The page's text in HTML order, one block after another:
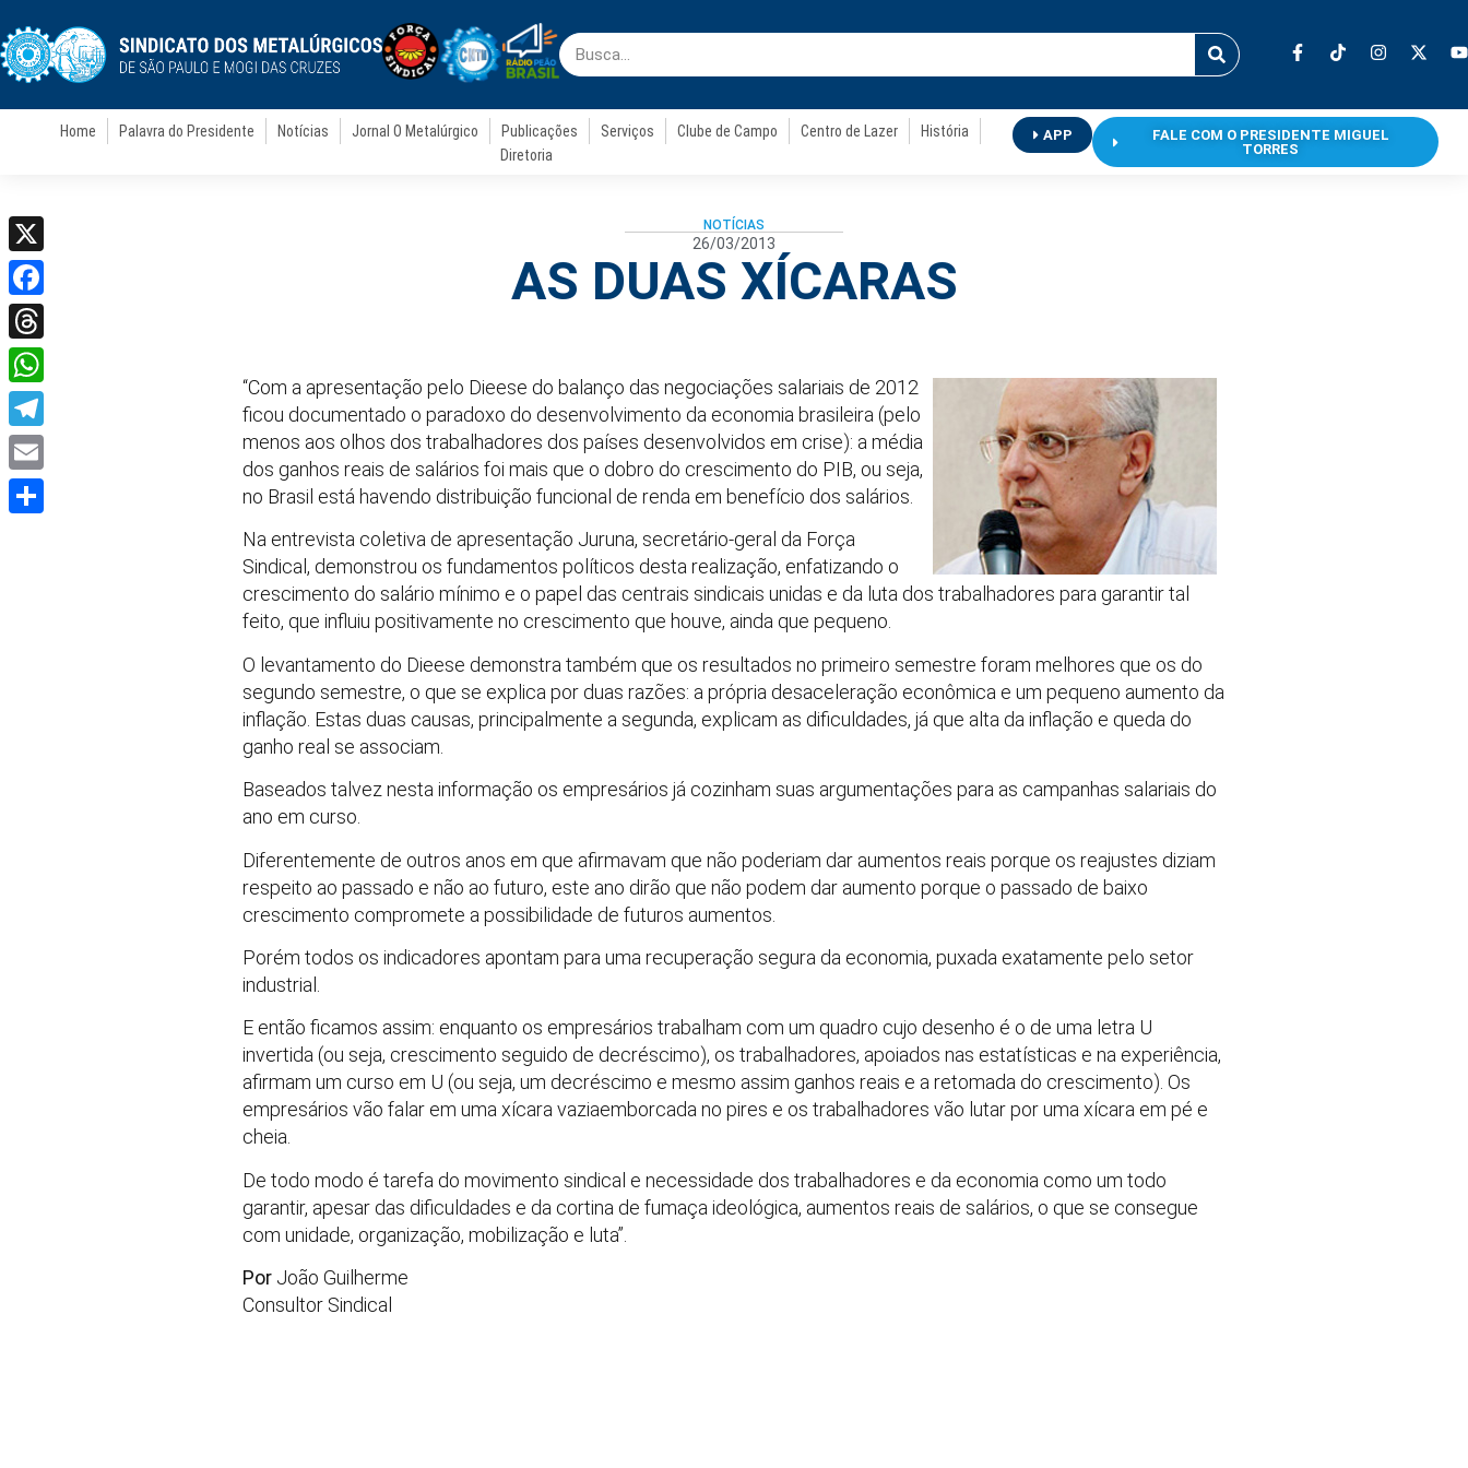
Home Palavra do Presidente Notícias Jornal O Metalúrgico Publicações Serviços Clube de Campo Centro de Lazer
História
Diretoria
APP
FALE COM O PRESIDENTE MIGUEL
TORRES
NOTÍCIAS
26/03/2013
AS DUAS XÍCARAS
“Com a apresentação pelo Dieese do balanço das negociações salariais de 2012
ficou documentado o paradoxo do desenvolvimento da economia brasileira (pelo
menos aos olhos dos trabalhadores dos países desenvolvidos em crise): a média
dos ganhos reais de salários foi mais que o dobro do crescimento do PIB, ou seja,
no Brasil está havendo distribuição funcional de renda em benefício dos salários.
Na entrevista coletiva de apresentação Juruna, secretário-geral da Força
Sindical, demonstrou os fundamentos políticos desta realização, enfatizando o
crescimento do salário mínimo e o papel das centrais sindicais unidas e da luta dos trabalhadores para garantir tal
feito, que influiu positivamente no crescimento que houve, ainda que pequeno.
O levantamento do Dieese demonstra também que os resultados no primeiro semestre foram melhores que os do
segundo semestre, o que se explica por duas razões: a própria desaceleração econômica e um pequeno aumento da
inflação. Estas duas causas, principalmente a segunda, explicam as dificuldades, já que alta da inflação e queda do
ganho real se associam.
Baseados talvez nesta informação os empresários já cozinham suas argumentações para as campanhas salariais do
ano em curso.
Diferentemente de outros anos em que afirmavam que não poderiam dar aumentos reais porque os reajustes diziam
respeito ao passado e não ao futuro, este ano dirão que não podem dar aumento porque o passado de baixo
crescimento compromete a possibilidade de futuros aumentos.
Porém todos os indicadores apontam para uma recuperação segura da economia, puxada exatamente pelo setor
industrial.
E então ficamos assim: enquanto os empresários trabalham com um quadro cujo desenho é o de uma letra U
invertida (ou seja, crescimento seguido de decréscimo), os trabalhadores, apoiados nas estatísticas e na experiência,
afirmam um curso em U (ou seja, um decréscimo e mesmo assim ganhos reais e a retomada do crescimento). Os
empresários vão falar em uma xícara vaziaemborcada no pires e os trabalhadores vão lutar por uma xícara em pé e
cheia.
De todo modo é tarefa do movimento sindical e necessidade dos trabalhadores e da economia como um todo
garantir, apesar das dificuldades e da cortina de fumaça ideológica, aumentos reais de salários, o que se consegue
com unidade, organização, mobilização e luta”.
Por João Guilherme
Consultor Sindical
X
Facebook
Threads
WhatsApp
Telegram
Email